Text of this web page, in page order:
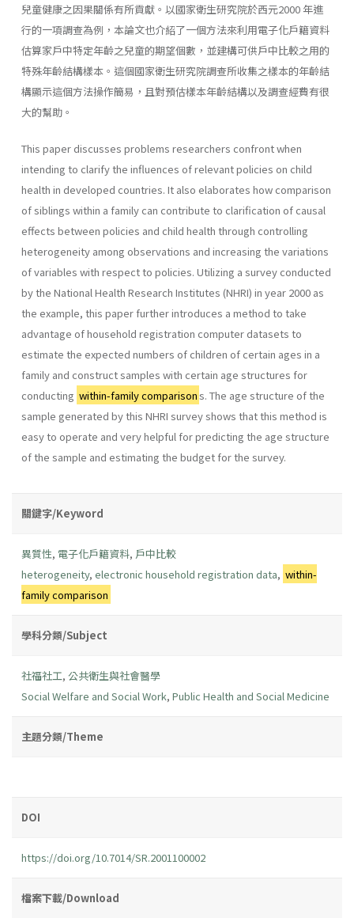
兒童健康之因果關係有所貢獻。以國家衛生研究院於西元2000 年進
行的一項調查為例，本論文也介紹了一個方法來利用電子化戶籍資料
估算家戶中特定年齡之兒童的期望個數，並建構可供戶中比較之用的
特殊年齡結構樣本。這個國家衛生研究院調查所收集之樣本的年齡結
構顯示這個方法操作簡易，且對預估樣本年齡結構以及調查經費有很
大的幫助。
This paper discusses problems researchers confront when
intending to clarify the influences of relevant policies on child
health in developed countries. It also elaborates how comparison
of siblings within a family can contribute to clarification of causal
effects between policies and child health through controlling
heterogeneity among observations and increasing the variations
of variables with respect to policies. Utilizing a survey conducted
by the National Health Research Institutes (NHRI) in year 2000 as
the example, this paper further introduces a method to take
advantage of household registration computer datasets to
estimate the expected numbers of children of certain ages in a
family and construct samples with certain age structures for
conducting within-family comparisons. The age structure of the
sample generated by this NHRI survey shows that this method is
easy to operate and very helpful for predicting the age structure
of the sample and estimating the budget for the survey.
關鍵字/Keyword
異質性, 電子化戶籍資料, 戶中比較
heterogeneity, electronic household registration data, within-
family comparison
學科分類/Subject
社福社工, 公共衛生與社會醫學
Social Welfare and Social Work, Public Health and Social Medicine
主題分類/Theme
DOI
https://doi.org/10.7014/SR.2001100002
檔案下載/Download